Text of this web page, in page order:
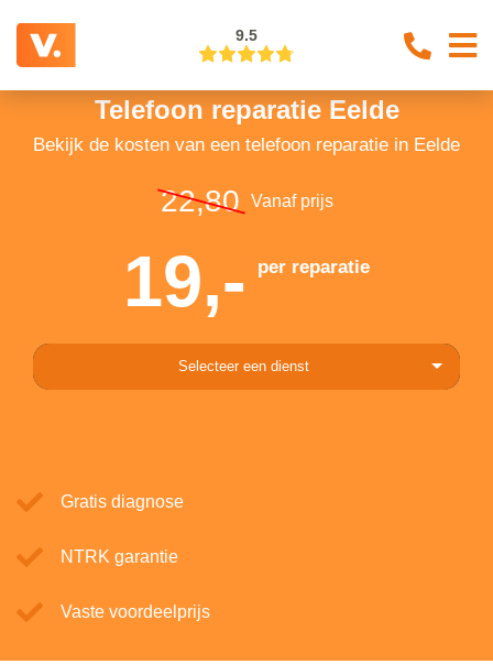
9.5
Telefoon reparatie Eelde
Bekijk de kosten van een telefoon reparatie in Eelde
22,80 Vanaf prijs
19,- per reparatie
Selecteer een dienst
Gratis diagnose
NTRK garantie
Vaste voordeelprijs